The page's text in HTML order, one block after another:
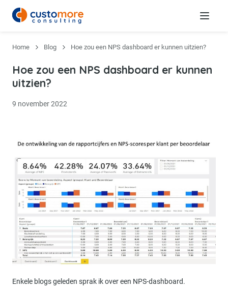
Menu
Home Blog Hoe zou een NPS dashboard er kunnen uitzien?
Hoe zou een NPS dashboard er kunnen
uitzien?
9 november 2022
Enkele blogs geleden sprak ik over een NPS-dashboard.